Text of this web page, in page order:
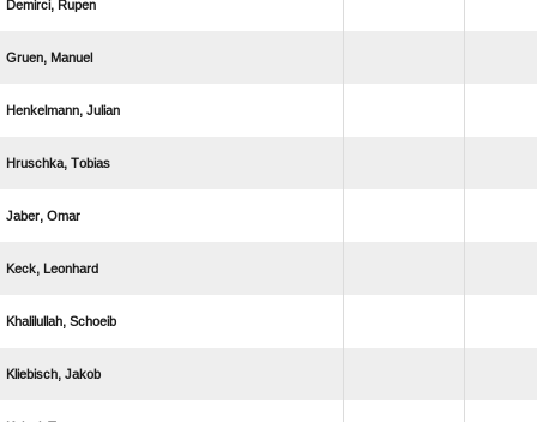
 
 
 
 
 
 
 
 